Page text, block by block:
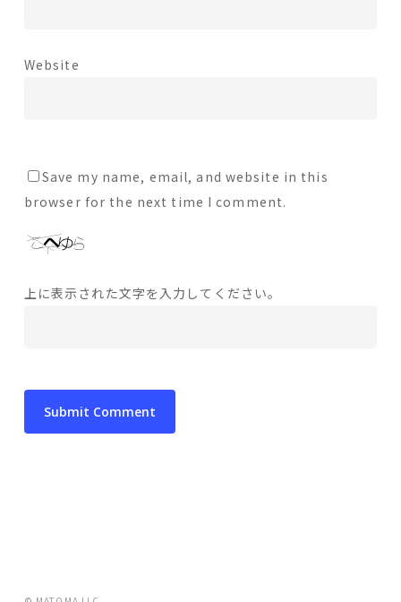
Website
Save my name, email, and website in this
browser for the next time I comment.
上に表示された文字を入力してください。